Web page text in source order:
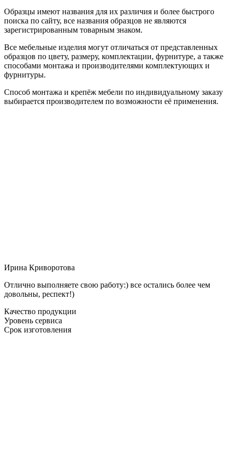
Образцы имеют названия для их различия и более быстрого
поиска по сайту, все названия образцов не являются
зарегистрированным товарным знаком.
Все мебельные изделия могут отличаться от представленных
образцов по цвету, размеру, комплектации, фурнитуре, а также
способами монтажа и производителями комплектующих и
фурнитуры.
Способ монтажа и крепёж мебели по индивидуальному заказу
выбирается производителем по возможности её применения.
Ирина Криворотова
Отлично выполняете свою работу:) все остались более чем
довольны, респект!)
Качество продукции
Уровень сервиса
Срок изготовления